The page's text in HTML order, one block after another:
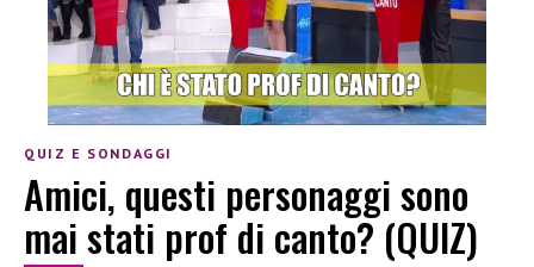
QUIZ E SONDAGGI
Amici, questi personaggi sono
mai stati prof di canto? (QUIZ)